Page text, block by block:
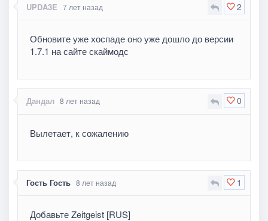
2
UPDA3E 7 лет назад
Обновите уже хоспаде оно уже дошло до версии
1.7.1 на сайте скаймодс
0
Дандал 8 лет назад
Вылетает, к сожалению
1
Гость Гость 8 лет назад
Добавьте Zeitgeist [RUS]